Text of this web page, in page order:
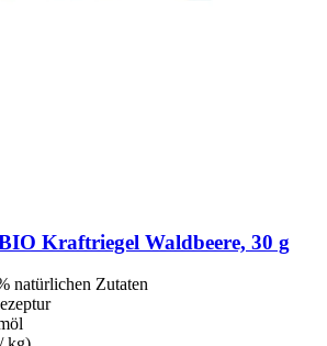
Kraftriegel Waldbeere, 30 g
natürlichen Zutaten